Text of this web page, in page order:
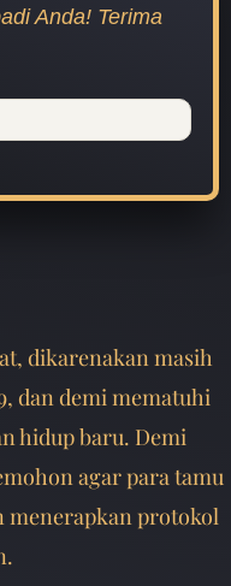
Anda! Terima
dikarenakan masih
dan demi mematuhi
hidup baru. Demi
agar para tamu
menerapkan protokol